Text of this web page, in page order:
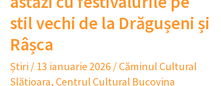
stil vechi de la Drăgușeni și
Râșca
Știri / 13 ianuarie 2026 /Căminul Cultural
Slătioara, Centrul Cultural Bucovina